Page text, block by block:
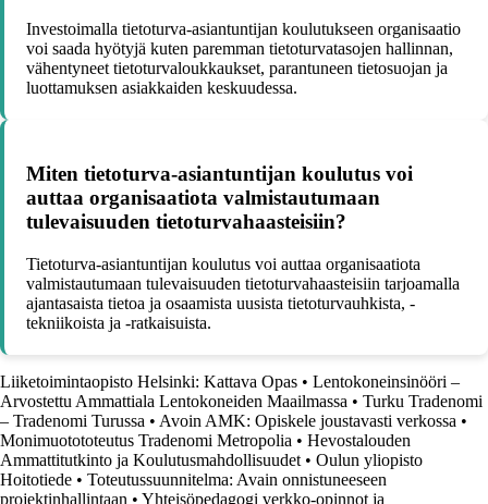
Investoimalla tietoturva-asiantuntijan koulutukseen organisaatio
voi saada hyötyjä kuten paremman tietoturvatasojen hallinnan,
vähentyneet tietoturvaloukkaukset, parantuneen tietosuojan ja
luottamuksen asiakkaiden keskuudessa.
Miten tietoturva-asiantuntijan koulutus voi
auttaa organisaatiota valmistautumaan
tulevaisuuden tietoturvahaasteisiin?
Tietoturva-asiantuntijan koulutus voi auttaa organisaatiota
valmistautumaan tulevaisuuden tietoturvahaasteisiin tarjoamalla
ajantasaista tietoa ja osaamista uusista tietoturvauhkista, -
tekniikoista ja -ratkaisuista.
Liiketoimintaopisto Helsinki: Kattava Opas • Lentokoneinsinööri –
Arvostettu Ammattiala Lentokoneiden Maailmassa • Turku Tradenomi
– Tradenomi Turussa • Avoin AMK: Opiskele joustavasti verkossa •
Monimuotototeutus Tradenomi Metropolia • Hevostalouden
Ammattitutkinto ja Koulutusmahdollisuudet • Oulun yliopisto
Hoitotiede • Toteutussuunnitelma: Avain onnistuneeseen
projektinhallintaan • Yhteisöpedagogi verkko-opinnot ja